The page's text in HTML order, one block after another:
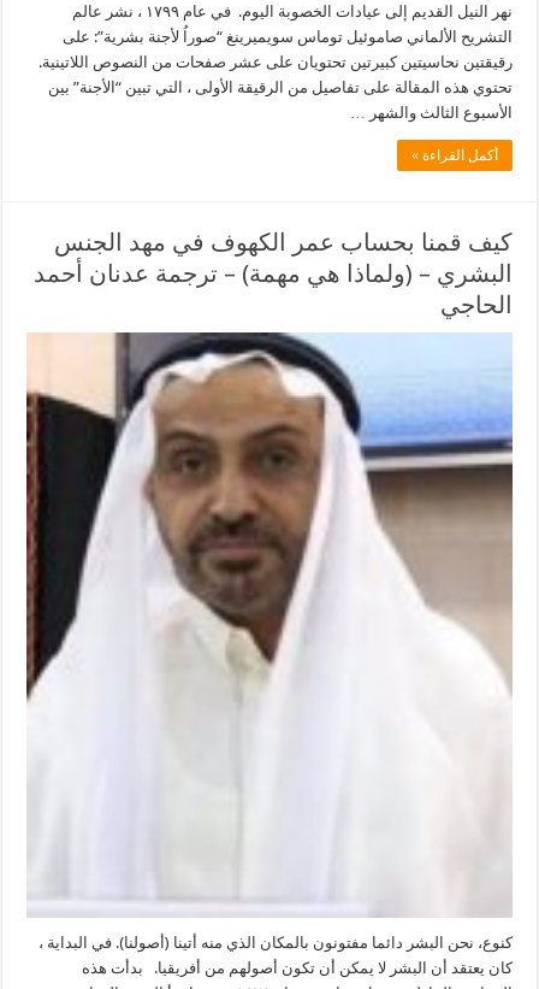
نهر النيل القديم إلى عيادات الخصوبة اليوم. في عام ١٧٩٩ ، نشر عالم
التشريح الألماني صاموئيل توماس سويميرينغ “صوراُ لأجنة بشرية”: على
رقيقتين نحاسيتين كبيرتين تحتويان على عشر صفحات من النصوص اللاتينية.
تحتوي هذه المقالة على تفاصيل من الرقيقة الأولى ، التي تبين “الأجنة” بين
الأسبوع الثالث والشهر …
أكمل القراءة »
كيف قمنا بحساب عمر الكهوف في مهد الجنس
البشري – (ولماذا هي مهمة) – ترجمة عدنان أحمد
الحاجي
كنوع، نحن البشر دائما مفتونون بالمكان الذي منه أتينا (أصولنا). في البداية ،
كان يعتقد أن البشر لا يمكن أن تكون أصولهم من أفريقيا. بدأت هذه